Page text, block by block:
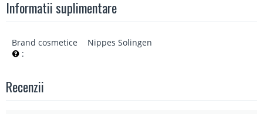
Informatii suplimentare
Brand cosmetice
:
Nippes Solingen
Recenzii